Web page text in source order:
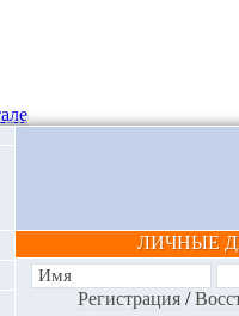
ЛИЧНЫЕ
Регистрация/